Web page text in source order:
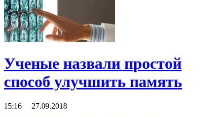
Ученые назвали простой
способ улучшить память
15:16 27.09.2018